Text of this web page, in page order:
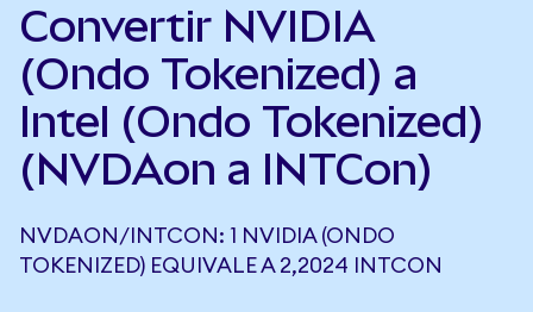
Convertir NVIDIA
(Ondo Tokenized) a
Intel (Ondo Tokenized)
(NVDAon a INTCon)
NVDAON/INTCON: 1 NVIDIA (ONDO
TOKENIZED) EQUIVALE A 2,2024 INTCON